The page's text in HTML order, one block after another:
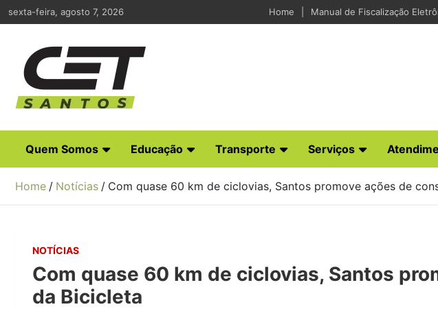
Skip
to
sexta-feira, agosto 7, 2026 Home Manual de Fiscalização
CET Santos
Quem Somos Educação Transporte Serviços
Home Notícias Com quase 60 km de ciclovias, Santos promove ações de
NOTÍCIAS
Com quase 60 km de ciclovias, Santos
da Bicicleta